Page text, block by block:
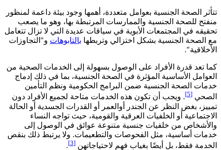
تتأثر الصحة الجنسية بعوامل متعددة، أهمها وجود بيئة داعمة لمنظور
منفتح للصحة الجنسية والممارسات المرتبطة بها، وهو ما يصعب
تحقيقه في المجتمعات الأبوية في سياقات عديدة التي لا تزال تتعامل
مع الصحة الجنسية بشكل اختزالي وتربطها بالتابوهات و"التجاوزات
الأخلاقية".
كما تعد قدرة الأفراد على الوصول بسهولة إلى الخدمات الصحية من
العوامل الأساسية المؤثرة في الصحة الجنسية، بما في ذلك إدماج
خدمات الصحة الجنسية ضمن البرامج الحكومية ونظم التأمين
الصحي [5]
. ويجب أن تكون هذه الخدمات متاحة لجميع الأفراد دون
تمييز، بغض النظر عن الجندر أوالعمر أو القدرات الجسدية أو الحالة
الاجتماعية أو الخلفيات العرقية والقومية، حيث تواجه النساء
والأشخاص من خلفيات جنسية متنوعة عوائق في الوصول إلى
خدمات أساسية، مثل الفحوصات والتطعيمات. ولا يرتبط ذلك بنقص
الخدمة فقط، بل أيضًا بغياب فهم لاحتياجاتهن [3]
.